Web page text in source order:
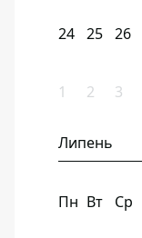
24 25 26
1 2 3
Липень
Пн Вт Ср